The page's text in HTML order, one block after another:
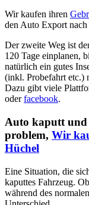
Wir kaufen ihren
den Auto Export
Der zweite Weg ist
120 Tage einplanen,
natürlich ein gutes
(inkl. Probefahrt etc.)
Dazu gibt viele
oderfacebook.
Auto kaputt und
problem, Wir
Hüchel
Eine Situation, die
kaputtes Fahrzeug.
während des